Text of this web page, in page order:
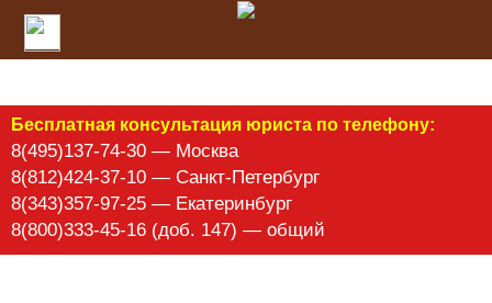
Бесплатная консультация юриста по телефону:
8(495)137-74-30 — Москва
8(812)424-37-10 — Санкт-Петербург
8(343)357-97-25 — Екатеринбург
8(800)333-45-16 (доб. 147) — общий